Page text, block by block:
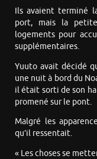
Ils avaient terminé
port, mais la
logements pour
supplémentaires.
Yuuto avait décidé
une nuit à bord du
il était sorti de son
promené sur le pont.
Malgré les
qu’il ressentait.
« Les choses se